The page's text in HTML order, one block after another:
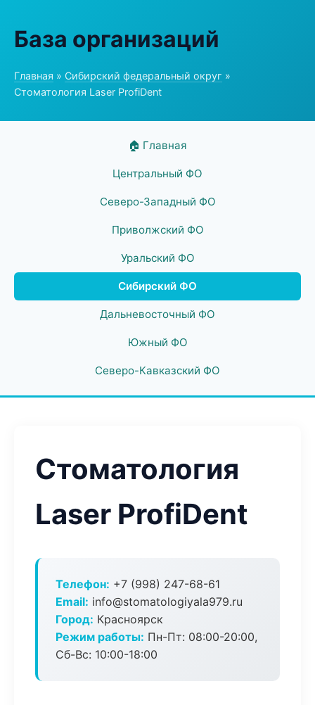
База организаций
Главная » Сибирский федеральный округ »
Стоматология Laser ProfiDent
🏠 Главная
Центральный ФО
Северо-Западный ФО
Приволжский ФО
Уральский ФО
Сибирский ФО
Дальневосточный ФО
Южный ФО
Северо-Кавказский ФО
Стоматология
Laser ProfiDent
Телефон: +7 (998) 247-68-61
Email: info@stomatologiyala979.ru
Город: Красноярск
Режим работы: Пн-Пт: 08:00-20:00,
Сб-Вс: 10:00-18:00